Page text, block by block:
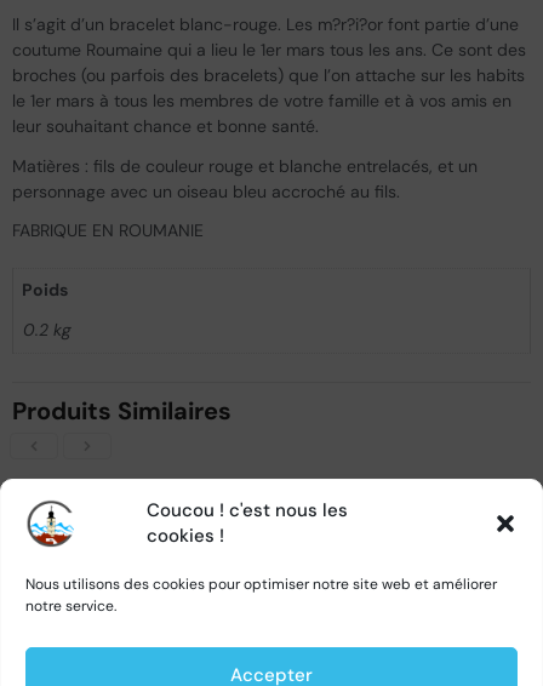
Coucou ! c'est nous les
cookies !
Nous utilisons des cookies pour optimiser notre site web et améliorer
notre service.
Accepter
Il s’agit d’un bracelet blanc-rouge. Les m?r?i?or font partie d’une
coutume Roumaine qui a lieu le 1er mars tous les ans. Ce sont des
broches (ou parfois des bracelets) que l’on attache sur les habits
le 1er mars à tous les membres de votre famille et à vos amis en
leur souhaitant chance et bonne santé.
Matières : fils de couleur rouge et blanche entrelacés, et un
personnage avec un oiseau bleu accroché au fils.
FABRIQUE EN ROUMANIE
Poids
0.2 kg
Produits Similaires
VICTIME DE SON SUCCÈS